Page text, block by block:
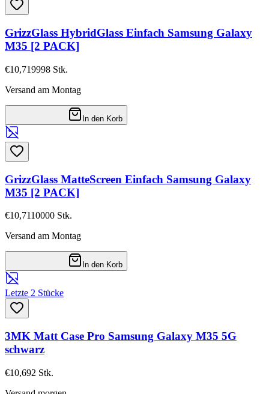
GrizzGlass HybridGlass Einfach Samsung Galaxy
M35 [2 PACK]
€10,719998 Stk.
Versand am Montag
In den Korb
GrizzGlass MatteScreen Einfach Samsung Galaxy
M35 [2 PACK]
€10,7110000 Stk.
Versand am Montag
In den Korb
Letzte 2 Stücke
3MK Matt Case Pro Samsung Galaxy M35 5G
schwarz
€10,692 Stk.